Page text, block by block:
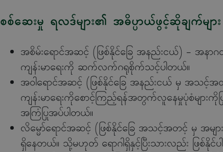
စစ်ဆေးမှု ရလဒ်များ၏ အဓိပ္ပာယ်ဖွင့်ဆိုချက်များ
အစိမ်းရောင်အဆင့် (ဖြစ်နိုင်ခြေ အနည်းငယ်) - အနာဂ
ကျန်းမာရေးကို ဆက်လက်ဂရုစိုက်သင့်ပါတယ်။
အဝါရောင်အဆင့် (ဖြစ်နိုင်ခြေ အနည်းငယ် မှ အသင့်အ
ကျန်းမာရေးကိုစောင့်ကြည့်ရန်အတွက်လူနေမှုပုံစံများကိုပြု
အကြံပြုအပ်ပါတယ်။
လိမ္မော်ရောင်အဆင့် (ဖြစ်နိုင်ခြေ အသင့်အတင့် မှ အများ
ရှိနေတယ်။ သို့မဟုတ် ရောဂါရှိနှင့်ပြီးသားလည်း ဖြစ်နိုင်